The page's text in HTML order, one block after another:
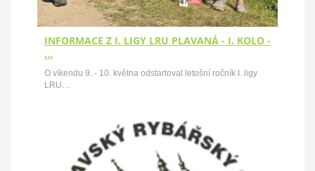
INFORMACE Z I. LIGY LRU PLAVANÁ - I. KOLO -
…
O víkendu 9. - 10. května odstartoval letošní ročník I. ligy
LRU…